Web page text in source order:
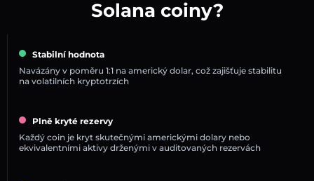
Solana coiny?
Stabilní hodnota
Navázány v poměru 1:1 na americký dolar, což zajišťuje stabilitu
na volatilních kryptotrzích
Plně kryté rezervy
Každý coin je kryt skutečnými americkými dolary nebo
ekvivalentními aktivy drženými v auditovaných rezervách